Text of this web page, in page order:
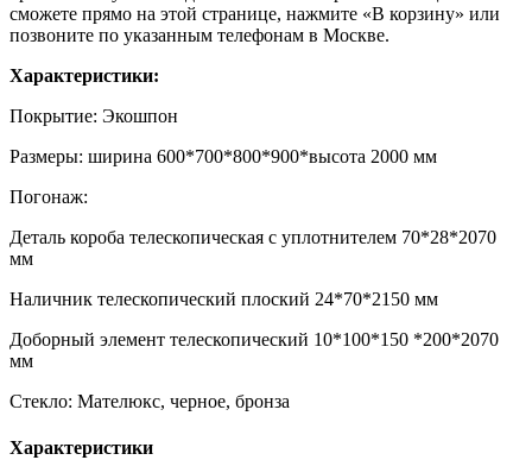
сможете прямо на этой странице, нажмите «В корзину» или
позвоните по указанным телефонам в Москве.
Характеристики:
Покрытие: Экошпон
Размеры: ширина 600*700*800*900*высота 2000 мм
Погонаж:
Деталь короба телескопическая с уплотнителем 70*28*2070
мм
Наличник телескопический плоский 24*70*2150 мм
Доборный элемент телескопический 10*100*150 *200*2070
мм
Стекло: Мателюкс, черное, бронза
Характеристики